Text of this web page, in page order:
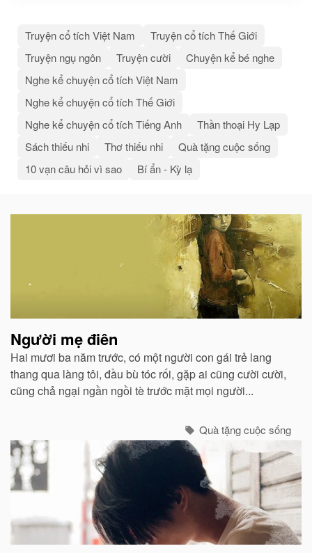
Truyện cổ tích Việt Nam
Truyện cổ tích Thế Giới
Truyện ngụ ngôn
Truyện cười
Chuyện kể bé nghe
Nghe kể chuyện cổ tích Việt Nam
Nghe kể chuyện cổ tích Thế Giới
Nghe kể chuyện cổ tích Tiếng Anh
Thần thoại Hy Lạp
Sách thiếu nhi
Thơ thiếu nhi
Quà tặng cuộc sống
10 vạn câu hỏi vì sao
Bí ẩn - Kỳ lạ
Bài
quan
Người mẹ điên
Hai mươi ba năm trước, có một người con gái trẻ lang
thang qua làng tôi, đầu bù tóc rối, gặp ai cũng cười cười,
cũng chả ngại ngần ngồi tè trước mặt mọi người...
Quà tặng cuộc sống